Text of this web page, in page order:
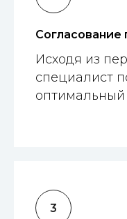
Согласование
Исходя из
специалист